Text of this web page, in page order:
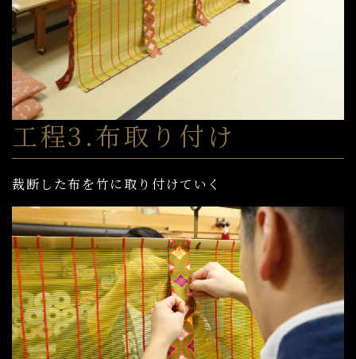
工程3.布取り付け
裁断した布を竹に取り付けていく